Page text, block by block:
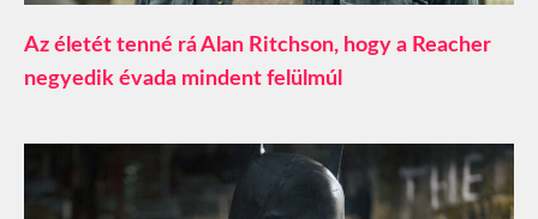
Az életét tenné rá Alan Ritchson, hogy a Reacher
negyedik évada mindent felülmúl